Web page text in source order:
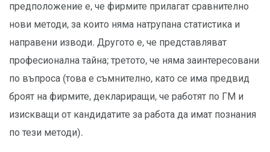
предположение е, че фирмите прилагат сравнително
нови методи, за които няма натрупана статистика и
направени изводи. Другото е, че представляват
професионална тайна; третото, че няма заинтересовани
по въпроса (това е съмнително, като се има предвид
броят на фирмите, деклариращи, че работят по ГМ и
изискващи от кандидатите за работа да имат познания
по тези методи).